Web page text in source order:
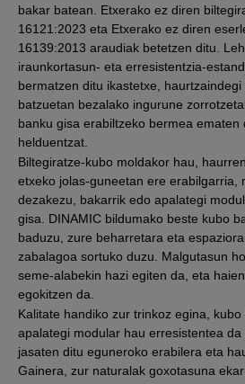
bakar batean. Etxerako ez diren
16121:2023 eta Etxerako ez diren
16139:2013 araudiak betetzen ditu.
iraunkortasun- eta erresistentzia-
bermatzen ditu ikastetxe,
batzuetan bezalako ingurune
banku gisa erabiltzeko bermea ematen
helduentzat.
Biltegiratze-kubo moldakor hau,
etxeko jolas-guneetan ere erabilgarria,
dezakezu, bakarrik edo apalategi
gisa. DINAMIC bildumako beste kubo
baduzu, zure beharretara eta
zabalagoa sortuko duzu. Malgutasun
seme-alabekin hazi egiten da, eta
egokitzen da.
Kalitate handiko zur trinkoz egina,
apalategi modular hau erresistentea
jasaten ditu eguneroko erabilera eta
Gainera, zur naturalak goxotasuna